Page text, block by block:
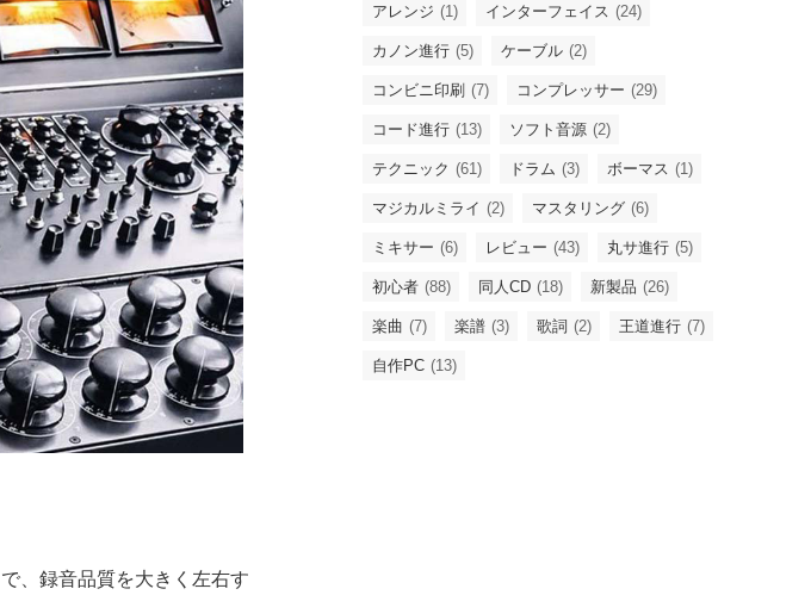
で、録音品質を大きく左右す
アレンジ (1) インターフェイス (24)
カノン進行 (5) ケーブル (2)
コンビニ印刷 (7) コンプレッサー (29)
コード進行 (13) ソフト音源 (2)
テクニック (61) ドラム (3) ボーマス (1)
マジカルミライ (2) マスタリング (6)
ミキサー (6) レビュー (43) 丸サ進行 (5)
初心者 (88) 同人CD (18) 新製品 (26)
楽曲 (7) 楽譜 (3) 歌詞 (2) 王道進行 (7)
自作PC (13)